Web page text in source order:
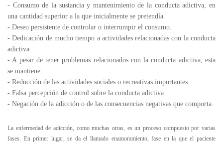
- Consumo de la sustancia y mantenimiento de la conducta adictiva, en
una cantidad superior a la que inicialmente se pretendía.
- Deseo persistente de controlar o interrumpir el consumo.
- Dedicación de mucho tiempo a actividades relacionadas con la conducta
adictiva.
- A pesar de tener problemas relacionados con la conducta adictiva, esta
se mantiene.
- Reducción de las actividades sociales o recreativas importantes.
- Falsa percepción de control sobre la conducta adictiva.
- Negación de la adicción o de las consecuencias negativas que comporta.
La enfermedad de adicción, como muchas otras, es un proceso compuesto por varias
fases. En primer lugar, se da el llamado enamoramiento, fase en la que el paciente